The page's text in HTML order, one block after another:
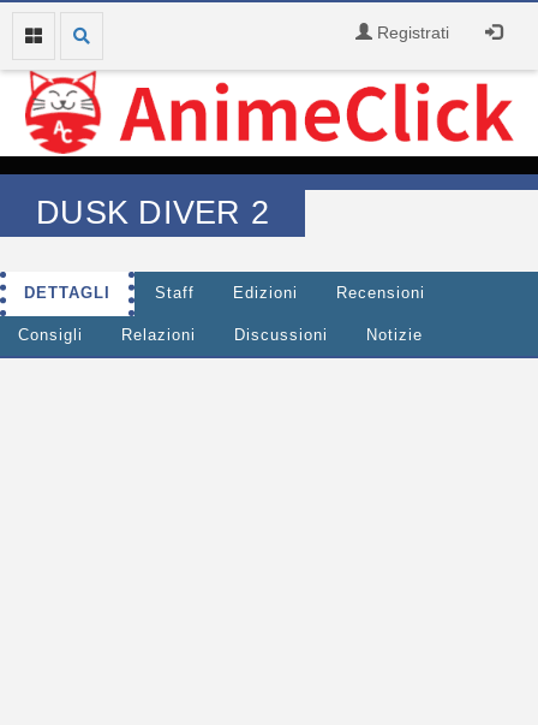
Registrati
DUSK DIVER 2
DETTAGLI Staff Edizioni Recensioni
Consigli Relazioni Discussioni Notizie